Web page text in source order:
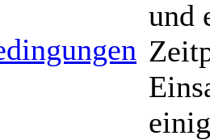
und